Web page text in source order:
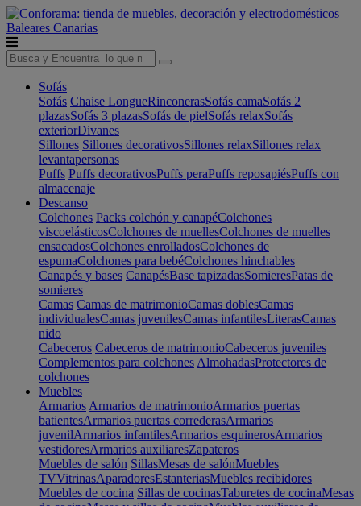
Baleares Canarias
Sofás
Sofás Chaise LongueRinconerasSofás camaSofás 2
plazasSofás 3 plazasSofás de pielSofás relaxSofás
exteriorDivanes
Sillones Sillones decorativosSillones relaxSillones relax
levantapersonas
Puffs Puffs decorativosPuffs peraPuffs reposapiésPuffs con
almacenaje
Descanso
Colchones Packs colchón y canapéColchones
viscoelásticosColchones de muellesColchones de muelles
ensacadosColchones enrolladosColchones de
espumaColchones para bebéColchones hinchables
Canapés y bases CanapésBase tapizadasSomieresPatas de
somieres
Camas Camas de matrimonioCamas doblesCamas
individualesCamas juvenilesCamas infantilesLiterasCamas
nido
Cabeceros Cabeceros de matrimonioCabeceros juveniles
Complementos para colchones AlmohadasProtectores de
colchones
Muebles
Armarios Armarios de matrimonioArmarios puertas
batientesArmarios puertas correderasArmarios
juvenilArmarios infantilesArmarios esquinerosArmarios
vestidoresArmarios auxiliaresZapateros
Muebles de salón SillasMesas de salónMuebles
TVVitrinasAparadoresEstanteriasMuebles recibidores
Muebles de cocina Sillas de cocinasTaburetes de cocinaMesas